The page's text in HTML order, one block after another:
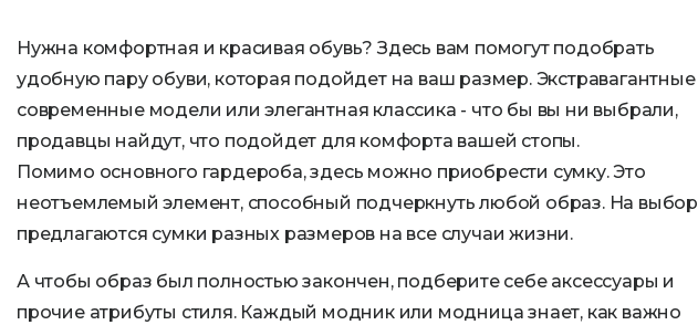
Нужна комфортная и красивая обувь? Здесь вам помогут подобрать
удобную пару обуви, которая подойдет на ваш размер. Экстравагантные
современные модели или элегантная классика - что бы вы ни выбрали,
продавцы найдут, что подойдет для комфорта вашей стопы.
Помимо основного гардероба, здесь можно приобрести сумку. Это
неотъемлемый элемент, способный подчеркнуть любой образ. На выбор
предлагаются сумки разных размеров на все случаи жизни.
А чтобы образ был полностью закончен, подберите себе аксессуары и
прочие атрибуты стиля. Каждый модник или модница знает, как важно